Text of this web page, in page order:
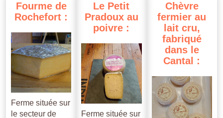
Fourme de
Rochefort :
Ferme située sur
le secteur de
Le Petit
Pradoux au
poivre :
Ferme située sur
Chèvre
fermier au
lait cru,
fabriqué
dans le
Cantal :